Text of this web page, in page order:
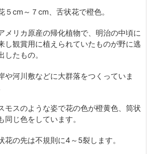
５cm～７cm、舌状花で橙色。
メリカ原産の帰化植物で、明治の中頃に
し観賞用に植えられていたものが野に逃
したもの。
や河川敷などに大群落をつくっていま
モスのような姿で花の色が橙黄色、筒状
同じ色をしています。
花の先は不規則に4～5裂します。